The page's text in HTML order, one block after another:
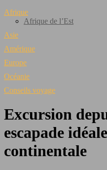
Afrique
Afrique de l’Est
Asie
Amérique
Europe
Océanie
Conseils voyage
Excursion
escapade
continentale